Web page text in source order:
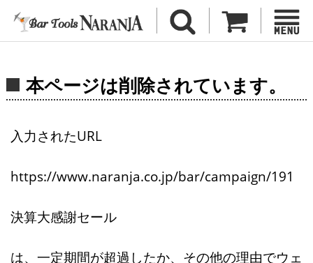
本ページは削除されています。
入力されたURL
https://www.naranja.co.jp/bar/campaign/191
決算大感謝セール
は、一定期間が超過したか、その他の理由でウェ